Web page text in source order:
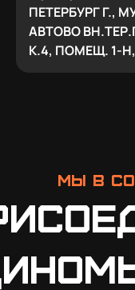
ПЕТЕРБУРГ Г.,
АВТОВО
К.4, ПОМЕЩ. 1-Н,
Мы в